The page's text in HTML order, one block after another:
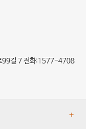
99길 7 전화:1577-4708